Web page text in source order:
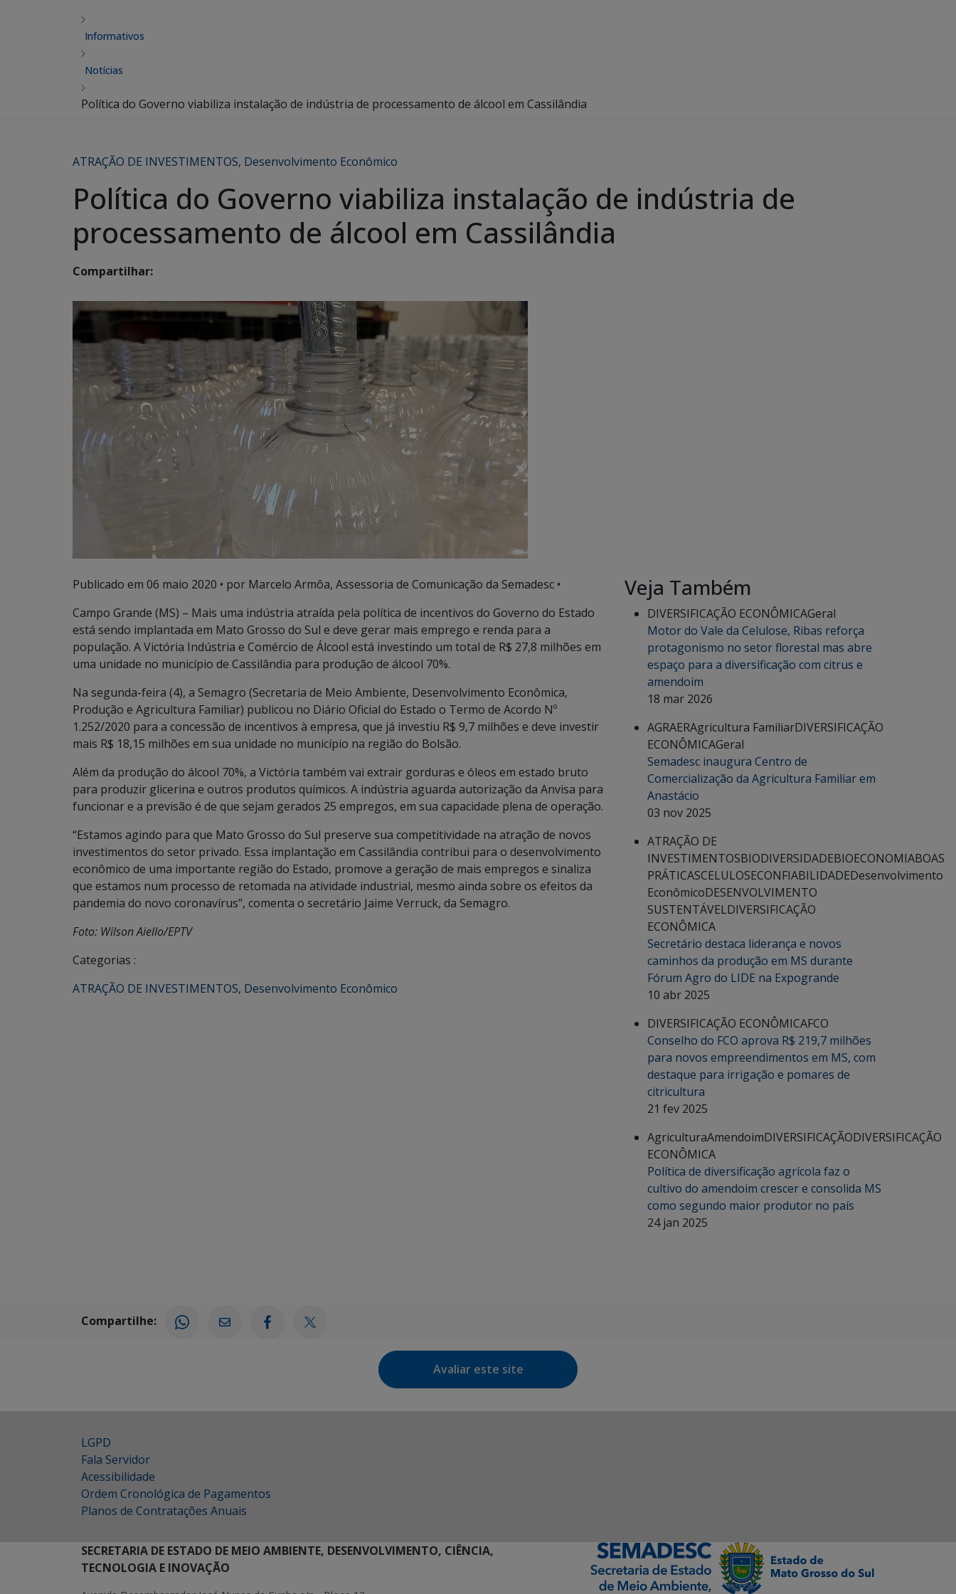
Informativos
Notícias
Política do Governo viabiliza instalação de indústria de processamento de álcool em Cassilândia
ATRAÇÃO DE INVESTIMENTOS, Desenvolvimento Econômico
Política do Governo viabiliza instalação de indústria de
processamento de álcool em Cassilândia
Compartilhar:
Publicado em 06 maio 2020 • por Marcelo Armôa, Assessoria de Comunicação da Semadesc •
Campo Grande (MS) – Mais uma indústria atraída pela política de incentivos do Governo do Estado
está sendo implantada em Mato Grosso do Sul e deve gerar mais emprego e renda para a
população. A Victória Indústria e Comércio de Álcool está investindo um total de R$ 27,8 milhões em
uma unidade no município de Cassilândia para produção de álcool 70%.
Na segunda-feira (4), a Semagro (Secretaria de Meio Ambiente, Desenvolvimento Econômica,
Produção e Agricultura Familiar) publicou no Diário Oficial do Estado o Termo de Acordo Nº
1.252/2020 para a concessão de incentivos à empresa, que já investiu R$ 9,7 milhões e deve investir
mais R$ 18,15 milhões em sua unidade no município na região do Bolsão.
Além da produção do álcool 70%, a Victória também vai extrair gorduras e óleos em estado bruto
para produzir glicerina e outros produtos químicos. A indústria aguarda autorização da Anvisa para
funcionar e a previsão é de que sejam gerados 25 empregos, em sua capacidade plena de operação.
“Estamos agindo para que Mato Grosso do Sul preserve sua competitividade na atração de novos
investimentos do setor privado. Essa implantação em Cassilândia contribui para o desenvolvimento
econômico de uma importante região do Estado, promove a geração de mais empregos e sinaliza
que estamos num processo de retomada na atividade industrial, mesmo ainda sobre os efeitos da
pandemia do novo coronavírus”, comenta o secretário Jaime Verruck, da Semagro.
Foto: Wilson Aiello/EPTV
Categorias :
ATRAÇÃO DE INVESTIMENTOS, Desenvolvimento Econômico
Veja Também
DIVERSIFICAÇÃO ECONÔMICAGeral
Motor do Vale da Celulose, Ribas reforça
protagonismo no setor florestal mas abre
espaço para a diversificação com citrus e
amendoim
18 mar 2026
AGRAERAgricultura FamiliarDIVERSIFICAÇÃO
ECONÔMICAGeral
Semadesc inaugura Centro de
Comercialização da Agricultura Familiar em
Anastácio
03 nov 2025
ATRAÇÃO DE
INVESTIMENTOSBIODIVERSIDADEBIOECONOMIABOAS
PRÁTICASCELULOSECONFIABILIDADEDesenvolvimento
EconômicoDESENVOLVIMENTO
SUSTENTÁVELDIVERSIFICAÇÃO
ECONÔMICA
Secretário destaca liderança e novos
caminhos da produção em MS durante
Fórum Agro do LIDE na Expogrande
10 abr 2025
DIVERSIFICAÇÃO ECONÔMICAFCO
Conselho do FCO aprova R$ 219,7 milhões
para novos empreendimentos em MS, com
destaque para irrigação e pomares de
citricultura
21 fev 2025
AgriculturaAmendoimDIVERSIFICAÇÃODIVERSIFICAÇÃO
ECONÔMICA
Política de diversificação agrícola faz o
cultivo do amendoim crescer e consolida MS
como segundo maior produtor no país
24 jan 2025
Compartilhe:
Avaliar este site
LGPD
Fala Servidor
Acessibilidade
Ordem Cronológica de Pagamentos
Planos de Contratações Anuais
SECRETARIA DE ESTADO DE MEIO AMBIENTE, DESENVOLVIMENTO, CIÊNCIA,
TECNOLOGIA E INOVAÇÃO